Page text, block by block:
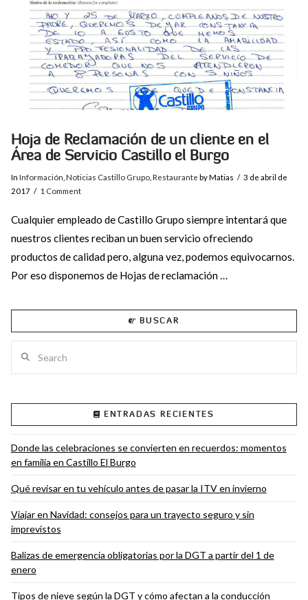
Hoja de Reclamación de un cliente en el
Área de Servicio Castillo el Burgo
In Información Noticias Castillo Grupo, Restaurante by Matias
3 de abril de
2017
1 Comment
Cualquier empleado de Castillo Grupo siempre intentará que
nuestros clientes reciban un buen servicio ofreciendo
productos de calidad pero, alguna vez, podemos equivocarnos.
Por eso disponemos de Hojas de reclamación …
BUSCAR
ENTRADAS RECIENTES
Donde las celebraciones se convierten en recuerdos: momentos
en familia en Castillo El Burgo
Qué revisar en tu vehículo antes de pasar la ITV en invierno
Viajar en Navidad: consejos para un trayecto seguro y sin
imprevistos
Balizas de emergencia obligatorias por la DGT a partir del 1 de
enero
Tipos de nieve según la DGT y cómo afectan a la conducción